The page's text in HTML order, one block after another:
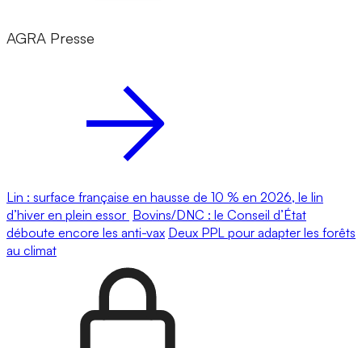
AGRA Presse
Lin : surface française en hausse de 10 % en 2026, le lin
d’hiver en plein essor Bovins/DNC : le Conseil d’État
déboute encore les anti-vax Deux PPL pour adapter les forêts
au climat